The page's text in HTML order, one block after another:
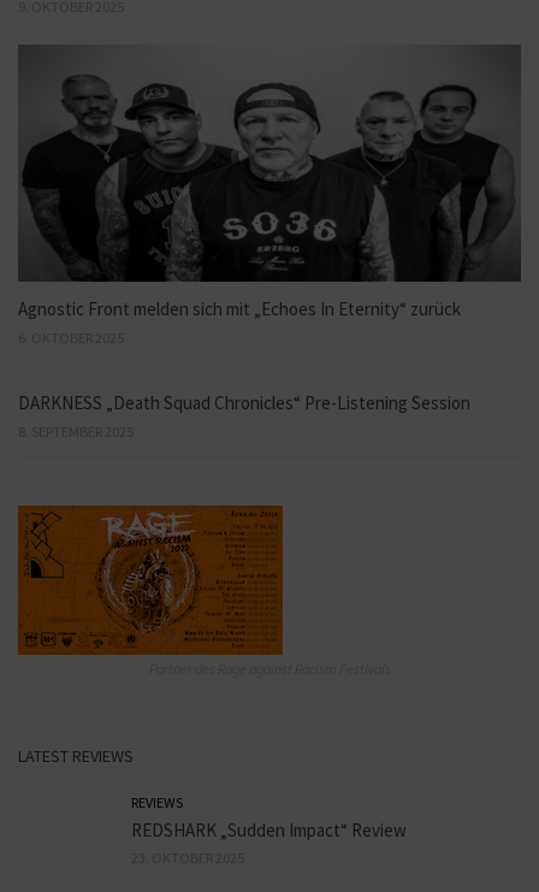
Agnostic Front melden sich mit „Echoes In Eternity“ zurück
DARKNESS „Death Squad Chronicles“ Pre-Listening Session
LATEST REVIEWS
REVIEWS
REDSHARK „Sudden Impact“ Review